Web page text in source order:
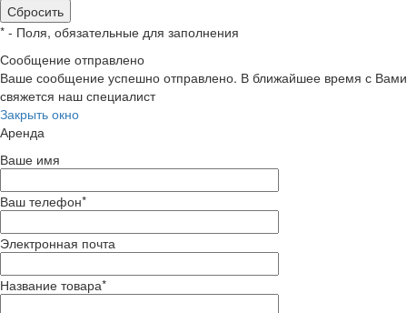
* - Поля, обязательные для заполнения
Сообщение отправлено
Ваше сообщение успешно отправлено. В ближайшее время с Вами
свяжется наш специалист
Закрыть окно
Аренда
Ваше имя
Ваш телефон*
Электронная почта
Название товара*